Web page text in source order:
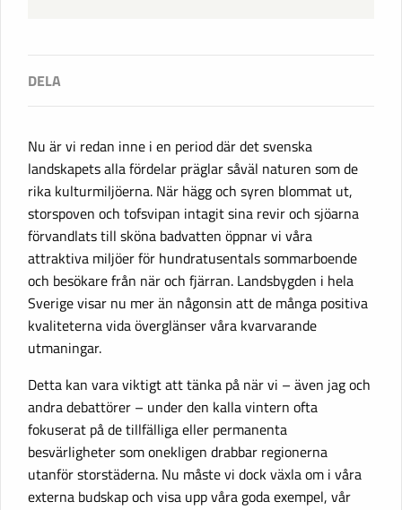
Nu är vi redan inne i en period där det svenska
landskapets alla fördelar präglar såväl naturen som de
rika kulturmiljöerna. När hägg och syren blommat ut,
storspoven och tofsvipan intagit sina revir och sjöarna
förvandlats till sköna badvatten öppnar vi våra
attraktiva miljöer för hundratusentals sommarboende
och besökare från när och fjärran. Landsbygden i hela
Sverige visar nu mer än någonsin att de många positiva
kvaliteterna vida överglänser våra kvarvarande
utmaningar.
Detta kan vara viktigt att tänka på när vi – även jag och
andra debattörer – under den kalla vintern ofta
fokuserat på de tillfälliga eller permanenta
besvärligheter som onekligen drabbar regionerna
utanför storstäderna. Nu måste vi dock växla om i våra
externa budskap och visa upp våra goda exempel, vår